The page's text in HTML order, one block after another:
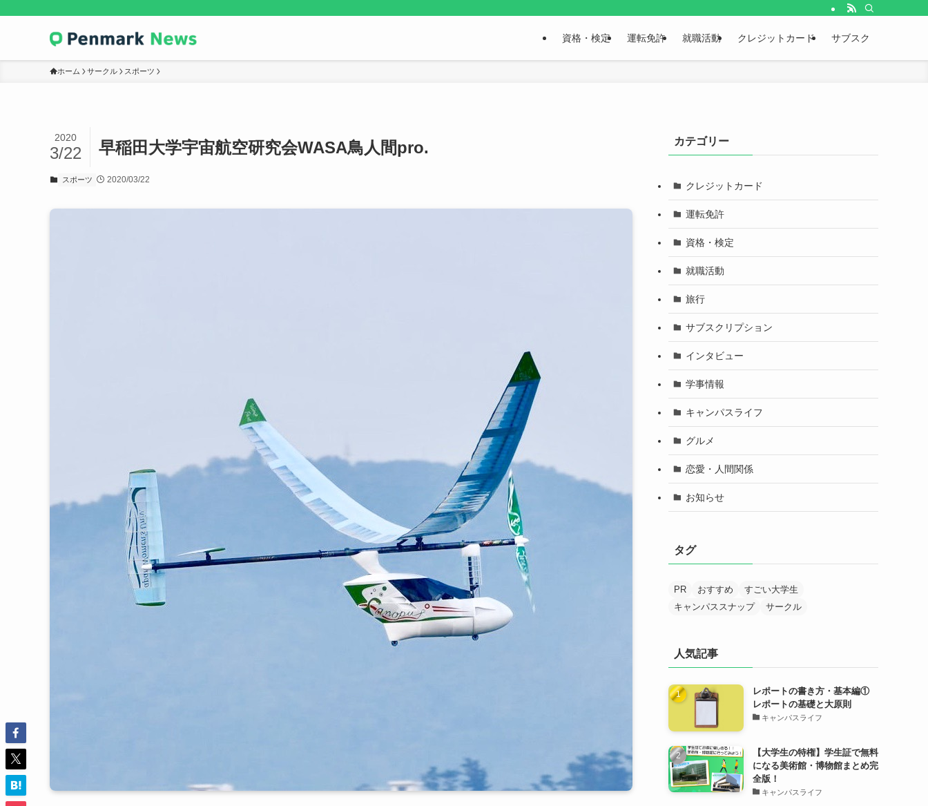
資格・検定 運転免許 就職活動 クレジットカード サブスク
ホーム サークル スポーツ
早稲田大学宇宙航空研究会WASA鳥人間pro.
2020
3/22
スポーツ 2020/03/22
カテゴリー
クレジットカード
運転免許
資格・検定
就職活動
旅行
サブスクリプション
インタビュー
学事情報
キャンパスライフ
グルメ
恋愛・人間関係
お知らせ
タグ
PR おすすめ
すごい大学生
キャンパススナップ
サークル
人気記事
レポートの書き方・基本編①
レポートの基礎と大原則
キャンパスライフ
【大学生の特権】学生証で無料
になる美術館・博物館まとめ完
全版！
キャンパスライフ